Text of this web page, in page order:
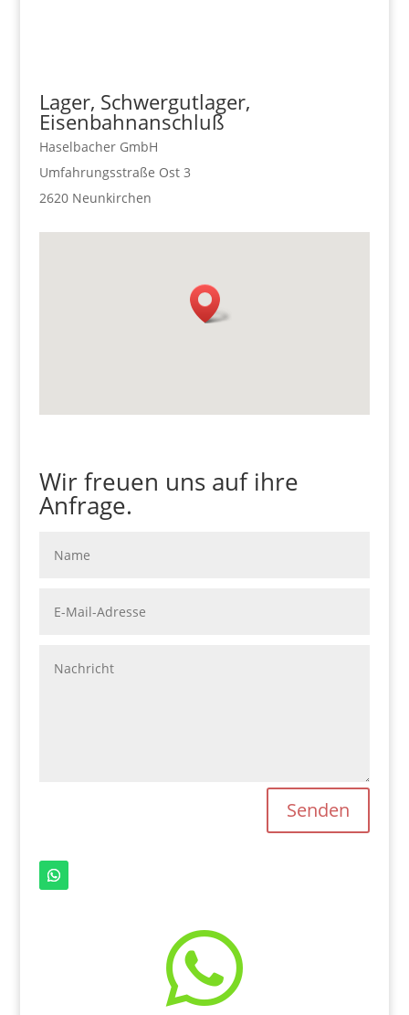
Lager, Schwergutlager,
Eisenbahnanschluß
Haselbacher GmbH
Umfahrungsstraße Ost 3
2620 Neunkirchen
Wir freuen uns auf ihre
Anfrage.
Senden
